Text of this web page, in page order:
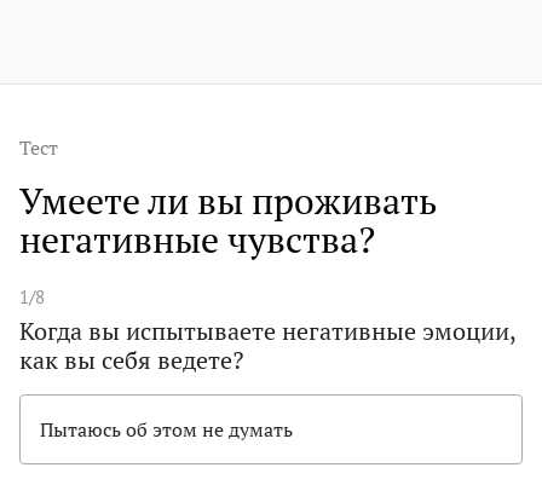
Тест
Умеете ли вы проживать
негативные чувства?
1/8
Когда вы испытываете негативные эмоции,
как вы себя ведете?
Пытаюсь об этом не думать